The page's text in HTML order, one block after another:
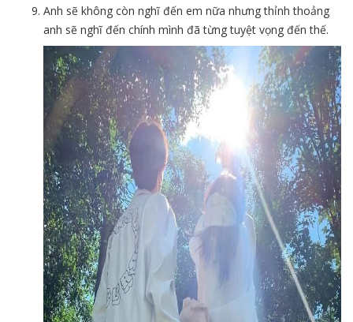
Anh sẽ không còn nghĩ đến em nữa nhưng thỉnh thoảng
anh sẽ nghĩ đến chính mình đã từng tuyệt vọng đến thế.